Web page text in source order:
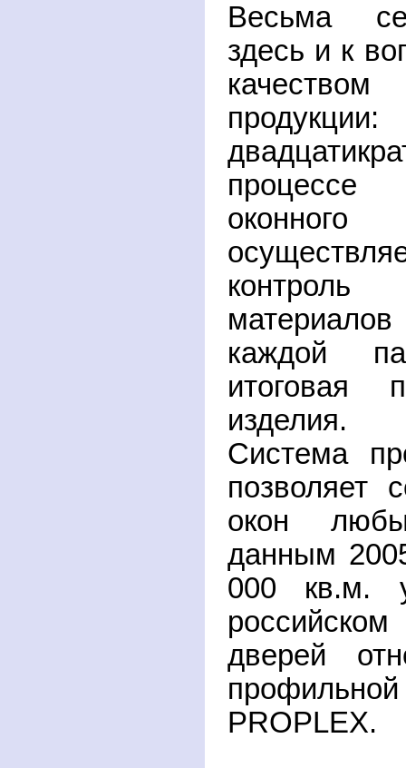
Весьма
здесь и к
каждой
итоговая
изделия.
Система
позволяет
окон
данным
000 кв.м.
дверей
PROPLEX.